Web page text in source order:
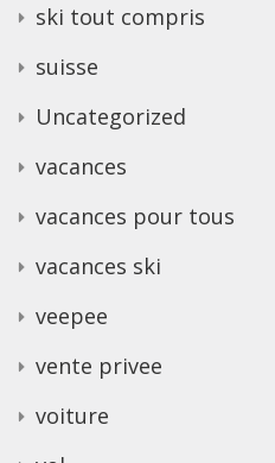
ski tout compris
suisse
Uncategorized
vacances
vacances pour tous
vacances ski
veepee
vente privee
voiture